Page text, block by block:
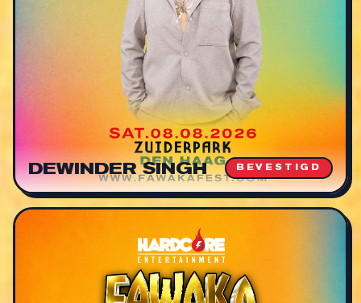
DEWINDER SINGH BEVESTIGD